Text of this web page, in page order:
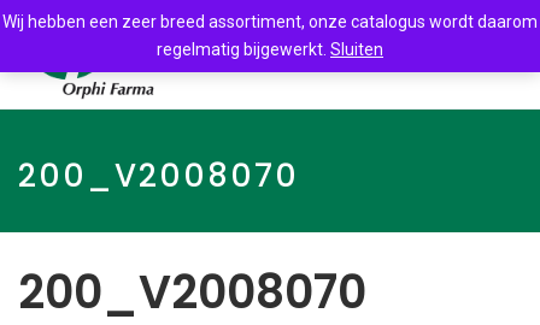
200_V2008070
200_V2008070
Wij hebben een zeer breed assortiment, onze catalogus wordt daarom
regelmatig bijgewerkt. Sluiten